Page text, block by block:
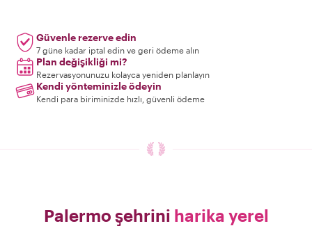
Güvenle rezerve edin
7 güne kadar iptal edin ve geri ödeme alın
Plan değişikliği mi?
Rezervasyonunuzu kolayca yeniden planlayın
Kendi yönteminizle ödeyin
Kendi para biriminizde hızlı, güvenli ödeme
Palermo şehrini harika yerel